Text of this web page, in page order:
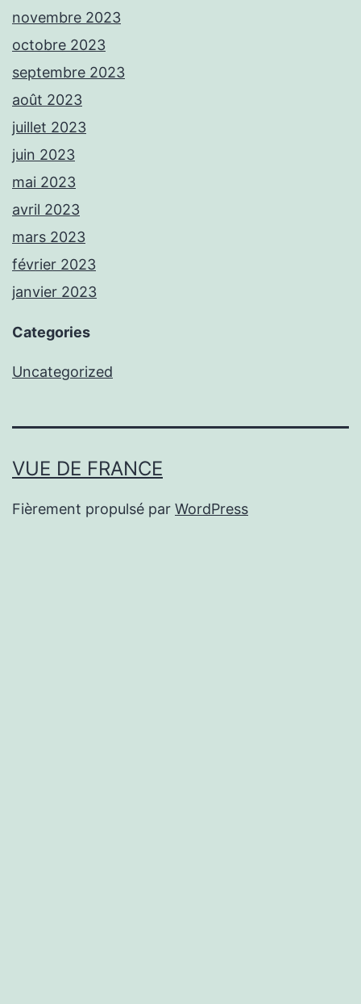
novembre 2023
octobre 2023
septembre 2023
août 2023
juillet 2023
juin 2023
mai 2023
avril 2023
mars 2023
février 2023
janvier 2023
Categories
Uncategorized
VUE DE FRANCE
Fièrement propulsé par WordPress